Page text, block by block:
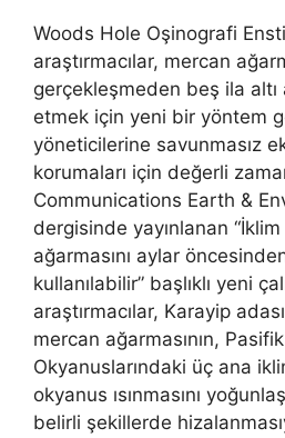
Woods Hole Oşinografi
araştırmacılar, mercan
gerçekleşmeden beş ila
etmek için yeni bir yöntem
yöneticilerine savunmasız
korumaları için değerli
Communications Earth &
dergisinde yayınlanan
ağarmasını aylar
kullanılabilir” başlıklı yeni
araştırmacılar, Karayip
mercan ağarmasının,
Okyanuslarındaki üç ana
okyanus ısınmasını
belirli şekillerde